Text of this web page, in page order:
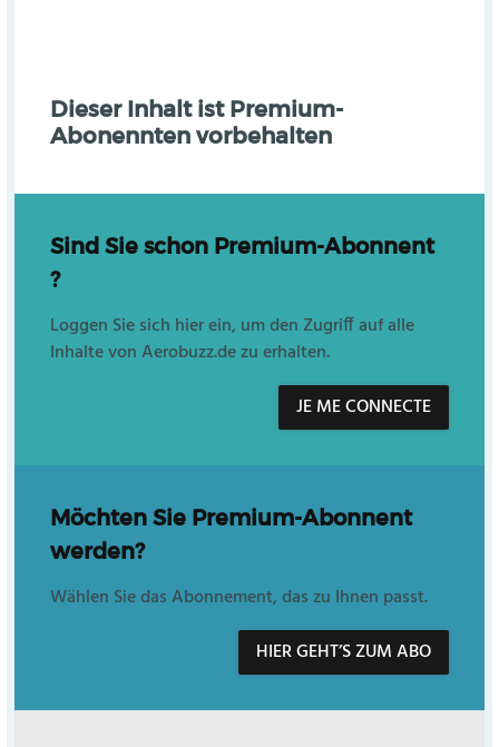
Dieser Inhalt ist Premium-
Abonennten vorbehalten
Sind Sie schon Premium-Abonnent
?
Loggen Sie sich hier ein, um den Zugriff auf alle
Inhalte von Aerobuzz.de zu erhalten.
JE ME CONNECTE
Möchten Sie Premium-Abonnent
werden?
Wählen Sie das Abonnement, das zu Ihnen passt.
HIER GEHT’S ZUM ABO